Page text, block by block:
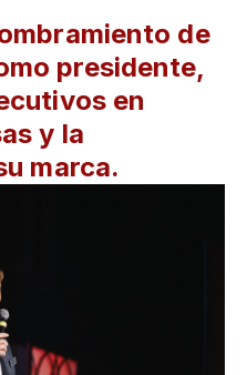
de
presidente,
en
y la
marca.